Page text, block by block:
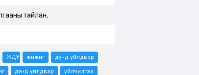
тайлан,
ЖДҮҮ жижиг дунд үйлдвэр
дунд үйлдвэр үйлчилгээ